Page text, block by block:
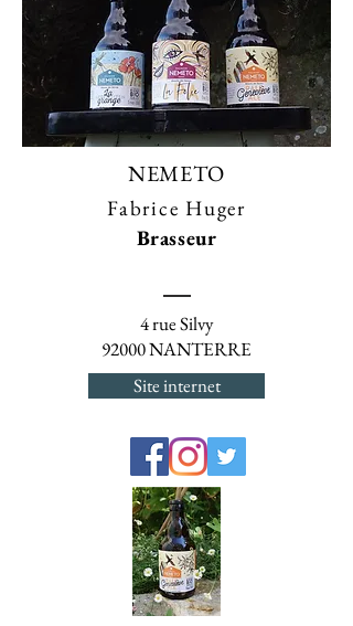
NEMETO
Fabrice Huger
Brasseur
4 rue Silvy
92000 NANTERRE
Site internet